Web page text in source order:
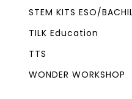
STEM KITS ESO/
TILK Education
TTS
WONDER WORKSHOP